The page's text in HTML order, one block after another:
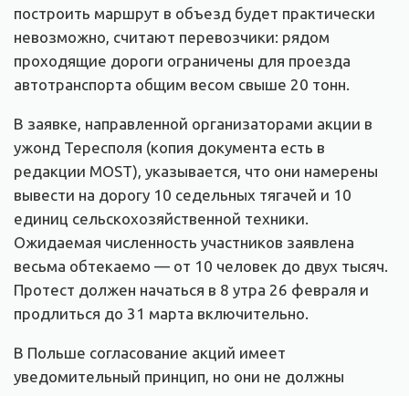
построить маршрут в объезд будет практически
невозможно, считают перевозчики: рядом
проходящие дороги ограничены для проезда
автотранспорта общим весом свыше 20 тонн.
В заявке, направленной организаторами акции в
ужонд Тересполя (копия документа есть в
редакции MOST), указывается, что они намерены
вывести на дорогу 10 седельных тягачей и 10
единиц сельскохозяйственной техники.
Ожидаемая численность участников заявлена
весьма обтекаемо — от 10 человек до двух тысяч.
Протест должен начаться в 8 утра 26 февраля и
продлиться до 31 марта включительно.
В Польше согласование акций имеет
уведомительный принцип, но они не должны